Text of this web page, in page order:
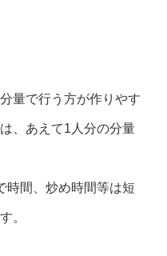
量で行う方が作りやす
、あえて1人分の分量
間、炒め時間等は短
。